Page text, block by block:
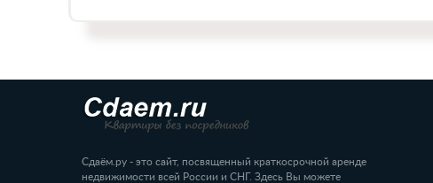
Сдаём.ру - это сайт, посвященный краткосрочной аренде
недвижимости всей России и СНГ. Здесь Вы можете